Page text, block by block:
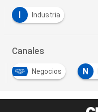
Industria
Canales
Negocios N